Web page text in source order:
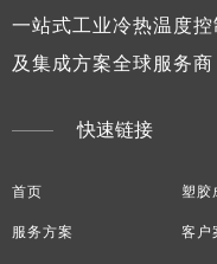
一站式工业冷热温度
及集成方案全球服务商
快速链接
首页 塑胶
服务方案 客户